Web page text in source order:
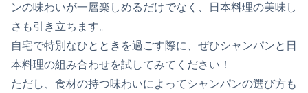
ンの味わいが一層楽しめるだけでなく、日本料理の美味し
さも引き立ちます。
自宅で特別なひとときを過ごす際に、ぜひシャンパンと日
本料理の組み合わせを試してみてください！
ただし、食材の持つ味わいによってシャンパンの選び方も